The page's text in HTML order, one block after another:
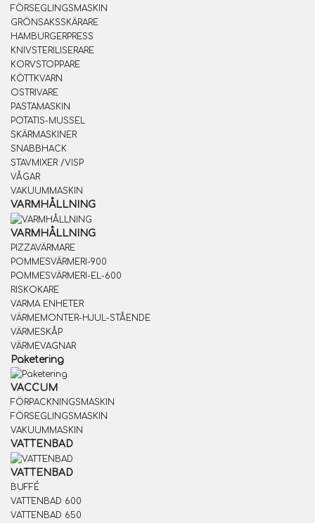
FÖRSEGLINGSMASKIN
GRÖNSAKSSKÄRARE
HAMBURGERPRESS
KNIVSTERILISERARE
KORVSTOPPARE
KÖTTKVARN
OSTRIVARE
PASTAMASKIN
POTATIS-MUSSEL
SKÄRMASKINER
SNABBHACK
STAVMIXER /VISP
VÅGAR
VAKUUMMASKIN
VARMHÅLLNING
VARMHÅLLNING
PIZZAVÄRMARE
POMMESVÄRMERI-900
POMMESVÄRMERI-EL-600
RISKOKARE
VARMA ENHETER
VÄRMEMONTER-HJUL-STÅENDE
VÄRMESKÅP
VÄRMEVAGNAR
Paketering
VACCUM
FÖRPACKNINGSMASKIN
FÖRSEGLINGSMASKIN
VAKUUMMASKIN
VATTENBAD
VATTENBAD
BUFFÉ
VATTENBAD 600
VATTENBAD 650